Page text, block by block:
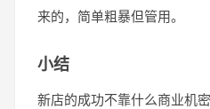
来的，简单粗暴但管用。
小结
新店的成功不靠什么商业机